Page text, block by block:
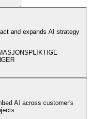
and expands AI strategy
AI across customer's